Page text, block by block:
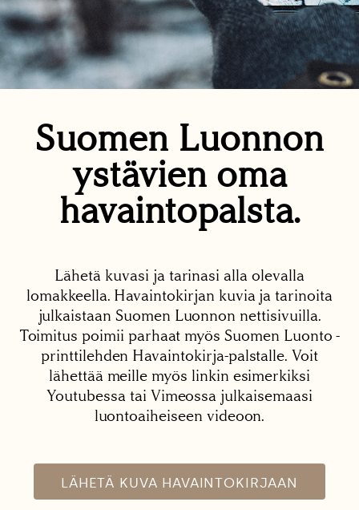
Suomen Luonnon
ystävien oma
havaintopalsta.
Lähetä kuvasi ja tarinasi alla olevalla
lomakkeella. Havaintokirjan kuvia ja tarinoita
julkaistaan Suomen Luonnon nettisivuilla.
Toimitus poimii parhaat myös Suomen Luonto -
printtilehden Havaintokirja-palstalle. Voit
lähettää meille myös linkin esimerkiksi
Youtubessa tai Vimeossa julkaisemaasi
luontoaiheiseen videoon.
LÄHETÄ KUVA HAVAINTOKIRJAAN